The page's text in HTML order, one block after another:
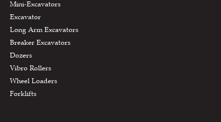
Mini-Excavators
Excavator
Long Arm Excavators
Breaker Excavators
Dozers
Vibro Rollers
Wheel Loaders
Forklifts